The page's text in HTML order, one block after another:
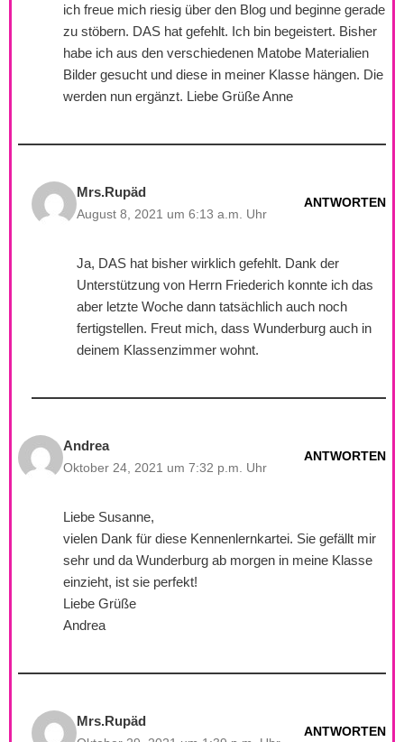
ich freue mich riesig über den Blog und beginne gerade
zu stöbern. DAS hat gefehlt. Ich bin begeistert. Bisher
habe ich aus den verschiedenen Matobe Materialien
Bilder gesucht und diese in meiner Klasse hängen. Die
werden nun ergänzt. Liebe Grüße Anne
Mrs.Rupäd
August 8, 2021 um 6:13 a.m. Uhr
ANTWORTEN
Ja, DAS hat bisher wirklich gefehlt. Dank der
Unterstützung von Herrn Friederich konnte ich das
aber letzte Woche dann tatsächlich auch noch
fertigstellen. Freut mich, dass Wunderburg auch in
deinem Klassenzimmer wohnt.
Andrea
Oktober 24, 2021 um 7:32 p.m. Uhr
ANTWORTEN
Liebe Susanne,
vielen Dank für diese Kennenlernkartei. Sie gefällt mir
sehr und da Wunderburg ab morgen in meine Klasse
einzieht, ist sie perfekt!
Liebe Grüße
Andrea
Mrs.Rupäd
ANTWORTEN